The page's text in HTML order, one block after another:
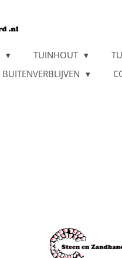
TUINHOUT
BUITENVERBLIJVEN